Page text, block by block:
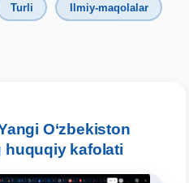
Turli Ilmiy-maqolalar
O‘zbekiston
huquqiy kafolati
chati
ushbu